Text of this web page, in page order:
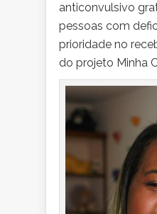
anticonvulsivo
pessoas com
prioridade no
do projeto Minha